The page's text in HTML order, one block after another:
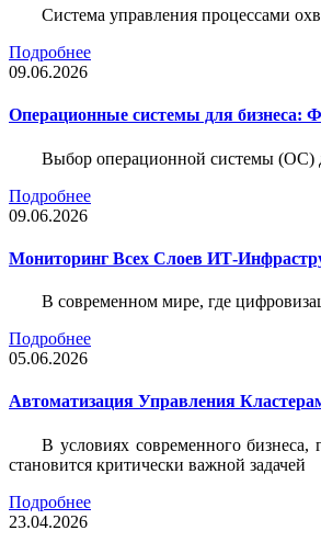
Система управления процессами
Подробнее
09.06.2026
Операционные системы для бизнеса:
Выбор операционной системы (ОС)
Подробнее
09.06.2026
Мониторинг Всех Слоев ИТ-
В современном мире, где
Подробнее
05.06.2026
Автоматизация Управления
В условиях современного
становится критически важной задачей
Подробнее
23.04.2026